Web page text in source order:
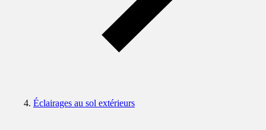
Éclairages au sol extérieurs